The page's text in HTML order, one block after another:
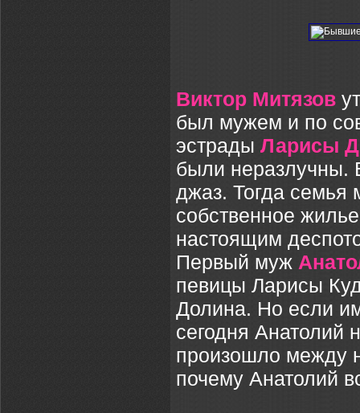
Виктор Митязов
был мужем и по
эстрады Ларисы
были неразлучны.
джаз. Тогда семья
собственное
настоящим
Первый муж
певицы Ларисы
Долина. Но если
сегодня Анатолий
произошло между
почему Анатолий